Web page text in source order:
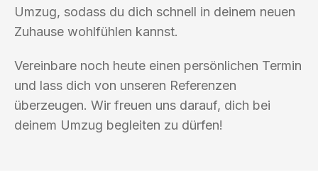
Umzug, sodass du dich schnell in deinem neuen
Zuhause wohlfühlen kannst.
Vereinbare noch heute einen persönlichen Termin
und lass dich von unseren Referenzen
überzeugen. Wir freuen uns darauf, dich bei
deinem Umzug begleiten zu dürfen!